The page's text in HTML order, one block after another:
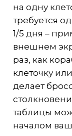
на одну
требуется
1/5 дня –
внешнем
раз, как
клеточку
делает
таблицы
началом